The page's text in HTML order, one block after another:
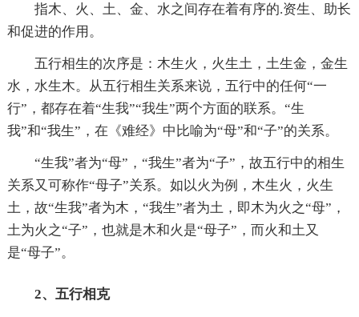
指木、火、土、金、水之间存在着有序的.资生、助长
和促进的作用。
五行相生的次序是：木生火，火生土，土生金，金生
水，水生木。从五行相生关系来说，五行中的任何“一
行”，都存在着“生我”“我生”两个方面的联系。“生
我”和“我生”，在《难经》中比喻为“母”和“子”的关系。
“生我”者为“母”，“我生”者为“子”，故五行中的相生
关系又可称作“母子”关系。如以火为例，木生火，火生
土，故“生我”者为木，“我生”者为土，即木为火之“母”，
土为火之“子”，也就是木和火是“母子”，而火和土又
是“母子”。
2、五行相克